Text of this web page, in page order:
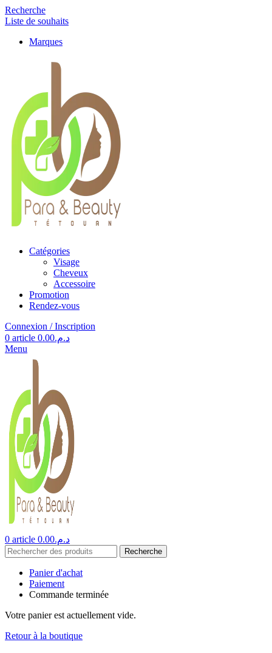
Recherche
Liste de souhaits
Marques
Catégories
Visage
Cheveux
Accessoire
Promotion
Rendez-vous
Connexion / Inscription
0 article د.م.0.00
Menu
0 article د.م.0.00
Recherche
Panier d'achat
Paiement
Commande terminée
Votre panier est actuellement vide.
Retour à la boutique